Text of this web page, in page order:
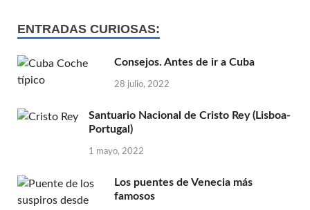
ENTRADAS CURIOSAS:
Consejos. Antes de ir a Cuba
28 julio, 2022
Santuario Nacional de Cristo Rey (Lisboa-
Portugal)
1 mayo, 2022
Los puentes de Venecia más
famosos